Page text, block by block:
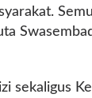
sekaligus